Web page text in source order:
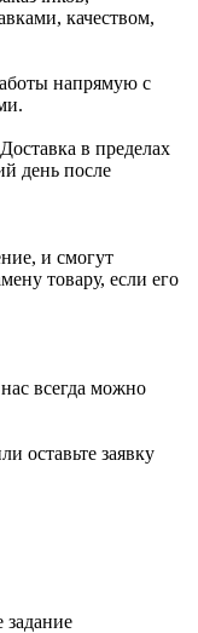
качеством,
напрямую с
в пределах
день после
и смогут
товару, если его
всегда можно
оставьте заявку
задание